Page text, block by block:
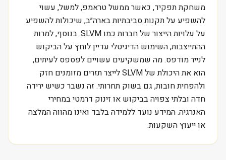
משחקת תפקיד, כאשר ממשל טראמפ, למשל, עשוי
להשפיע על תקנות סביבתיות בארה״ב, שיכולות להשפיע
על עלויות הייצור של חברות כמו SLVM. בנוסף, למרות
ההתייצבות, השימוש הדיגיטלי עדיין לוחץ על הביקוש
לנייר מודפס. מה שמשקיעים עשויים לפספס לעיתים,
הוא את היכולת של SLVM לייצר תזרים מזומנים חזק
ולהפחית חובות, גם בשוק תחרותי. זה נשבר כשיש ירידה
חדה ובלתי צפויה בביקוש או זינוק דרמטי במחירי
האנרגיה. המידע נועד ללמידה בלבד ואינו מהווה המלצה
או ייעוץ השקעות.